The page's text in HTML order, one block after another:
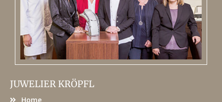
JUWELIER KRÖPFL
Home